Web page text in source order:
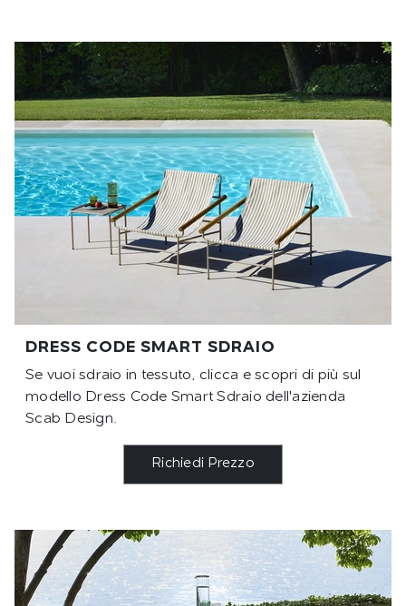
DRESS CODE SMART SDRAIO
Se vuoi sdraio in tessuto, clicca e scopri di più sul
modello Dress Code Smart Sdraio dell'azienda
Scab Design.
Richiedi Prezzo